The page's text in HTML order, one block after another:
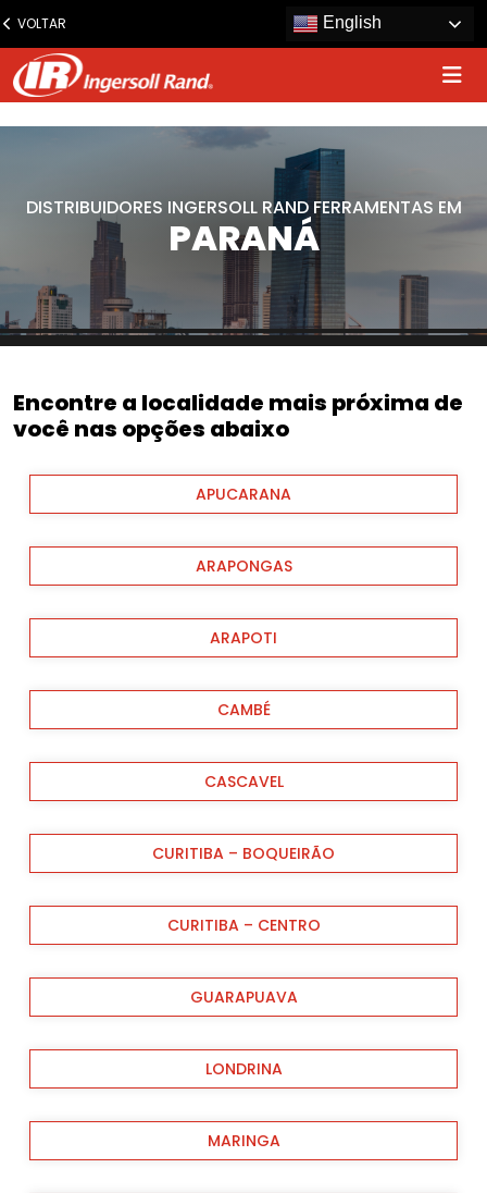
www.ingersollrand.com
Jump
content
VOLTAR English
DISTRIBUIDORES INGERSOLL RAND FERRAMENTAS EM
PARANÁ
Encontre a localidade mais próxima de
você nas opções abaixo
APUCARANA
ARAPONGAS
ARAPOTI
CAMBÉ
CASCAVEL
CURITIBA – BOQUEIRÃO
CURITIBA – CENTRO
GUARAPUAVA
LONDRINA
MARINGA